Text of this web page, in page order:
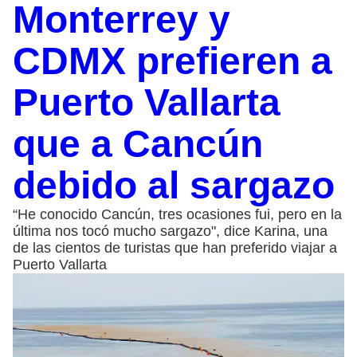
Monterrey y
CDMX prefieren a
Puerto Vallarta
que a Cancún
debido al sargazo
“He conocido Cancún, tres ocasiones fui, pero en la
última nos tocó mucho sargazo", dice Karina, una
de las cientos de turistas que han preferido viajar a
Puerto Vallarta